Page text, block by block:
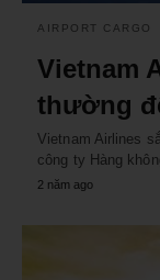
AIRPORT CARGO
Vietnam
thường
Vietnam Airlines
công ty Hàng
2 năm ago